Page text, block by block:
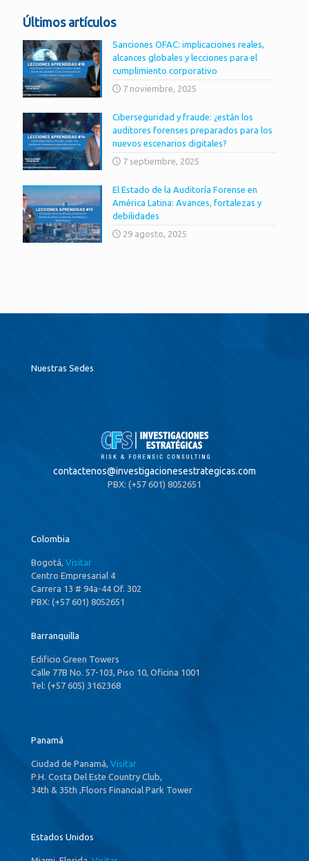
Últimos artículos
Sanciones OFAC: implicaciones reales,
alcances globales y lecciones para el
cumplimiento corporativo
7 noviembre, 2025
Ciberseguridad y fraude: ¿están los
auditores forenses preparados para los
nuevos escenarios digitales?
7 septiembre, 2025
El Estado de la Auditoría Forense en
América Latina: Avances, fortalezas y
debilidades
29 agosto, 2025
Nuestras Sedes
contactenos@investigacionesestrategicas.com
PBX: (+57 601) 8052651
Colombia
Bogotá, Visitar
Centro Empresarial 4
Carrera 13 # 94a-44 Of. 302
PBX: (+57 601) 8052651
Barranquilla
Edificio Green Towers
Calle 77B No. 57-103, Piso 10, Oficina 1001
Tel: (+57 605) 3162368
Panamá
Ciudad de Panamá, Visitar
P.H. Costa Del Este Country Club,
34th & 35th ,Floors Financial Park Tower
Estados Unidos